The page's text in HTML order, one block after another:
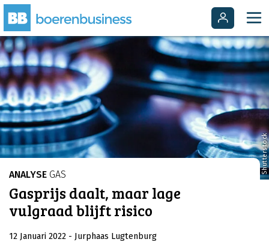
Shutterstock
ANALYSE GAS
Gasprijs daalt, maar lage
vulgraad blijft risico
12 Januari 2022 - Jurphaas Lugtenburg